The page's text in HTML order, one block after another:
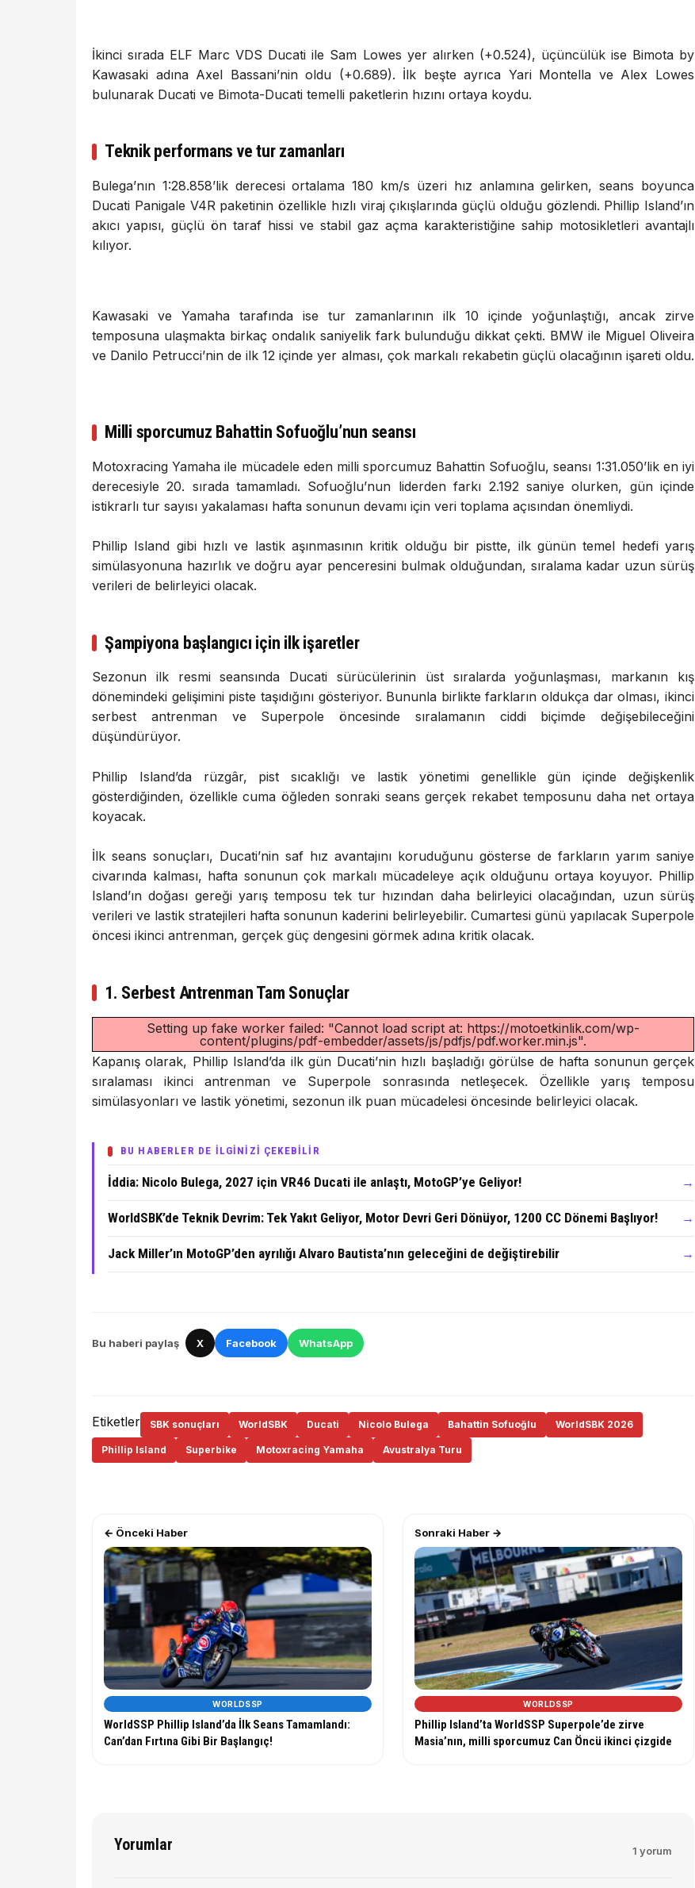
İkinci sırada ELF Marc VDS Ducati ile Sam Lowes yer alırken (+0.524), üçüncülük ise Bimota by
Kawasaki adına Axel Bassani’nin oldu (+0.689). İlk beşte ayrıca Yari Montella ve Alex Lowes
bulunarak Ducati ve Bimota-Ducati temelli paketlerin hızını ortaya koydu.
Teknik performans ve tur zamanları
Bulega’nın 1:28.858’lik derecesi ortalama 180 km/s üzeri hız anlamına gelirken, seans boyunca
Ducati Panigale V4R paketinin özellikle hızlı viraj çıkışlarında güçlü olduğu gözlendi. Phillip Island’ın
akıcı yapısı, güçlü ön taraf hissi ve stabil gaz açma karakteristiğine sahip motosikletleri avantajlı
kılıyor.
Kawasaki ve Yamaha tarafında ise tur zamanlarının ilk 10 içinde yoğunlaştığı, ancak zirve
temposuna ulaşmakta birkaç ondalık saniyelik fark bulunduğu dikkat çekti. BMW ile Miguel Oliveira
ve Danilo Petrucci’nin de ilk 12 içinde yer alması, çok markalı rekabetin güçlü olacağının işareti oldu.
Milli sporcumuz Bahattin Sofuoğlu’nun seansı
Motoxracing Yamaha ile mücadele eden milli sporcumuz Bahattin Sofuoğlu, seansı 1:31.050’lik en iyi
derecesiyle 20. sırada tamamladı. Sofuoğlu’nun liderden farkı 2.192 saniye olurken, gün içinde
istikrarlı tur sayısı yakalaması hafta sonunun devamı için veri toplama açısından önemliydi.
Phillip Island gibi hızlı ve lastik aşınmasının kritik olduğu bir pistte, ilk günün temel hedefi yarış
simülasyonuna hazırlık ve doğru ayar penceresini bulmak olduğundan, sıralama kadar uzun sürüş
verileri de belirleyici olacak.
Şampiyona başlangıcı için ilk işaretler
Sezonun ilk resmi seansında Ducati sürücülerinin üst sıralarda yoğunlaşması, markanın kış
dönemindeki gelişimini piste taşıdığını gösteriyor. Bununla birlikte farkların oldukça dar olması, ikinci
serbest antrenman ve Superpole öncesinde sıralamanın ciddi biçimde değişebileceğini
düşündürüyor.
Phillip Island’da rüzgâr, pist sıcaklığı ve lastik yönetimi genellikle gün içinde değişkenlik
gösterdiğinden, özellikle cuma öğleden sonraki seans gerçek rekabet temposunu daha net ortaya
koyacak.
İlk seans sonuçları, Ducati’nin saf hız avantajını koruduğunu gösterse de farkların yarım saniye
civarında kalması, hafta sonunun çok markalı mücadeleye açık olduğunu ortaya koyuyor. Phillip
Island’ın doğası gereği yarış temposu tek tur hızından daha belirleyici olacağından, uzun sürüş
verileri ve lastik stratejileri hafta sonunun kaderini belirleyebilir. Cumartesi günü yapılacak Superpole
öncesi ikinci antrenman, gerçek güç dengesini görmek adına kritik olacak.
1. Serbest Antrenman Tam Sonuçlar
Setting up fake worker failed: "Cannot load script at: https://motoetkinlik.com/wp-
content/plugins/pdf-embedder/assets/js/pdfjs/pdf.worker.min.js".
Kapanış olarak, Phillip Island’da ilk gün Ducati’nin hızlı başladığı görülse de hafta sonunun gerçek
sıralaması ikinci antrenman ve Superpole sonrasında netleşecek. Özellikle yarış temposu
simülasyonları ve lastik yönetimi, sezonun ilk puan mücadelesi öncesinde belirleyici olacak.
BU HABERLER DE İLGİNİZİ ÇEKEBİLİR
İddia: Nicolo Bulega, 2027 için VR46 Ducati ile anlaştı, MotoGP’ye Geliyor! →
WorldSBK’de Teknik Devrim: Tek Yakıt Geliyor, Motor Devri Geri Dönüyor, 1200 CC Dönemi Başlıyor! →
Jack Miller’ın MotoGP’den ayrılığı Alvaro Bautista’nın geleceğini de değiştirebilir →
Bu haberi paylaş X Facebook WhatsApp
Etiketler SBK sonuçları WorldSBK Ducati Nicolo Bulega Bahattin Sofuoğlu WorldSBK 2026
Phillip Island Superbike Motoxracing Yamaha Avustralya Turu
← Önceki Haber
WORLDSSP
WorldSSP Phillip Island’da İlk Seans Tamamlandı:
Can’dan Fırtına Gibi Bir Başlangıç!
Sonraki Haber →
WORLDSSP
Phillip Island’ta WorldSSP Superpole’de zirve
Masia’nın, milli sporcumuz Can Öncü ikinci çizgide
Yorumlar 1 yorum